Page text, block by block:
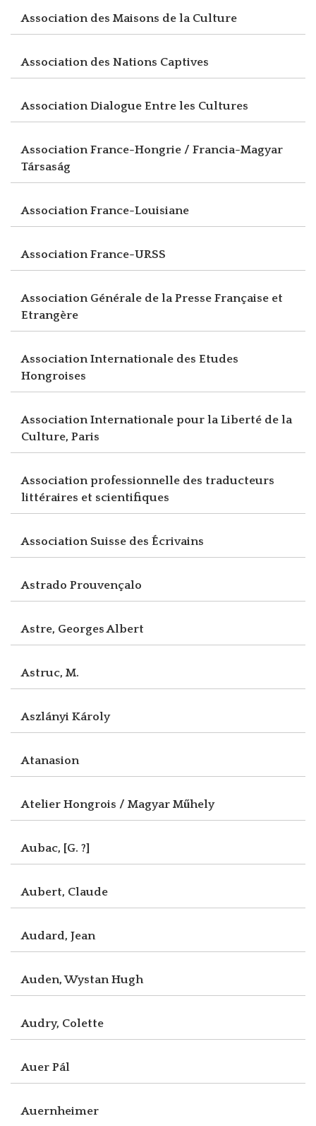
Association des Maisons de la Culture
Association des Nations Captives
Association Dialogue Entre les Cultures
Association France-Hongrie / Francia-Magyar
Társaság
Association France-Louisiane
Association France-URSS
Association Générale de la Presse Française et
Etrangère
Association Internationale des Etudes
Hongroises
Association Internationale pour la Liberté de la
Culture, Paris
Association professionnelle des traducteurs
littéraires et scientifiques
Association Suisse des Écrivains
Astrado Prouvençalo
Astre, Georges Albert
Astruc, M.
Aszlányi Károly
Atanasion
Atelier Hongrois / Magyar Műhely
Aubac, [G. ?]
Aubert, Claude
Audard, Jean
Auden, Wystan Hugh
Audry, Colette
Auer Pál
Auernheimer